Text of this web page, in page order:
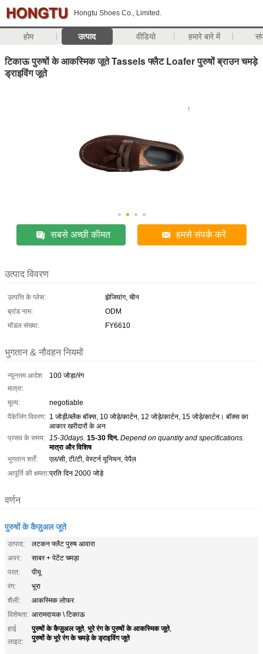
Hongtu Shoes Co., Limited.
होम उत्पाद वीडियो हमारे बारे में
टिकाऊ पुरुषों के आकस्मिक जूते Tassels फ्लैट Loafer पुरुषों ब्राउन चमड़े
ड्राइविंग जूते
सबसे अच्छी कीमत हमसे संपर्क करें
उत्पाद विवरण
उत्पत्ति के प्लेस:
झेजियांग, चीन
ब्रांड नाम:
ODM
मॉडल संख्या:
FY6610
भुगतान & नौवहन नियमों
न्यूनतम आदेश
मात्रा:
100 जोड़ा/रंग
मूल्य:
negotiable
पैकेजिंग विवरण: 1 जोड़ी/ब्लैक बॉक्स, 10 जोड़े/कार्टन, 12 जोड़े/कार्टन, 15 जोड़े/कार्टन। बॉक्स का
आकार खरीदारों के अन
प्रसव के समय: 15-30days. 15-30 दिन. Depend on quantity and specifications.
मात्रा और विशिष
भुगतान शर्तें:
एल/सी, टी/टी, वेस्टर्न यूनियन, पेपैल
आपूर्ति की क्षमता:प्रति दिन 2000 जोड़े
वर्णन
पुरुषों के कैज़ुअल जूते
उत्पाद:
लटकन फ्लैट पुरुष आवारा
अपर:
साबर + पेटेंट चमड़ा
परत:
पीयू
रंग:
भूरा
शैली:
आकस्मिक लोफर
विशेषता: आरामदायक \ टिकाऊ
हाई
लाइट:
पुरुषों के कैज़ुअल जूते, भूरे रंग के पुरुषों के आकस्मिक जूते,
पुरुषों के भूरे रंग के चमड़े के ड्राइविंग जूते